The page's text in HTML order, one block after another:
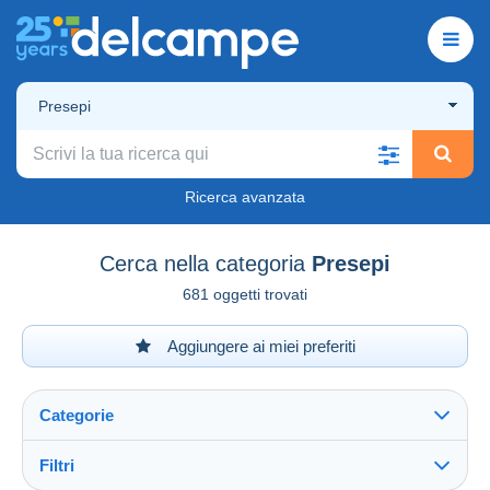
Presepi
Ricerca avanzata
Cerca nella categoria Presepi
681 oggetti trovati
Aggiungere ai miei preferiti
Categorie
Filtri